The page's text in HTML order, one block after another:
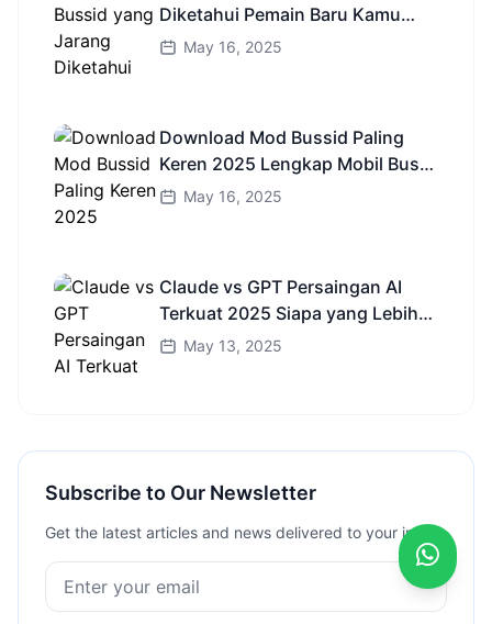
Diketahui Pemain Baru Kamu
Wajib Coba!
May 16, 2025
Download Mod Bussid Paling
Keren 2025 Lengkap Mobil Bus
dan Truk HD
May 16, 2025
Claude vs GPT Persaingan AI
Terkuat 2025 Siapa yang Lebih
Cerdas?
May 13, 2025
Subscribe to Our Newsletter
Get the latest articles and news delivered to your inbox.